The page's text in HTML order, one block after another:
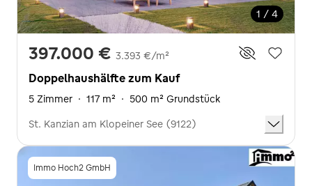
1 / 4
397.000 € 3.393 €/m²
Doppelhaushälfte zum Kauf
5 Zimmer · 117 m² · 500 m² Grundstück
St. Kanzian am Klopeiner See (9122)
Immo Hoch2 GmbH